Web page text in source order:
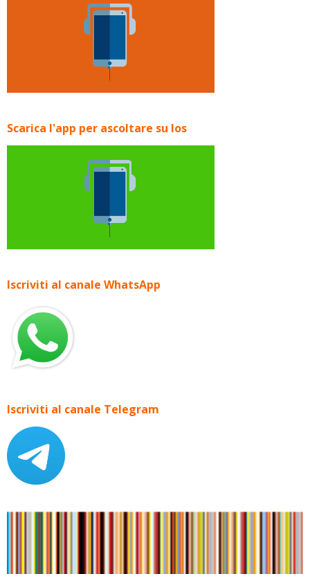
Scarica l'app per ascoltare su Ios
Iscriviti al canale WhatsApp
Iscriviti al canale Telegram